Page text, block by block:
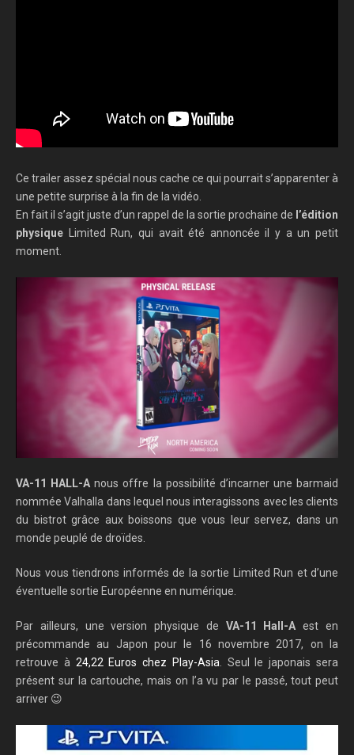
Ce trailer assez spécial nous cache ce qui pourrait s’apparenter à
une petite surprise à la fin de la vidéo.
En fait il s’agit juste d’un rappel de la sortie prochaine de l’édition
physique Limited Run, qui avait été annoncée il y a un petit
moment.
VA-11 HALL-A nous offre la possibilité d’incarner une barmaid
nommée Valhalla dans lequel nous interagissons avec les clients
du bistrot grâce aux boissons que vous leur servez, dans un
monde peuplé de droïdes.
Nous vous tiendrons informés de la sortie Limited Run et d’une
éventuelle sortie Européenne en numérique.
Par ailleurs, une version physique de VA-11 Hall-A est en
précommande au Japon pour le 16 novembre 2017, on la
retrouve à 24,22 Euros chez Play-Asia . Seul le japonais sera
présent sur la cartouche, mais on l’a vu par le passé, tout peut
arriver 😉